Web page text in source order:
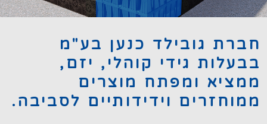
חברת גובילד כנען בע"מ
בבעלות גידי קוהלי, יזם,
ממציא ומפתח מוצרים
ממוחזרים וידידותיים לסביבה.